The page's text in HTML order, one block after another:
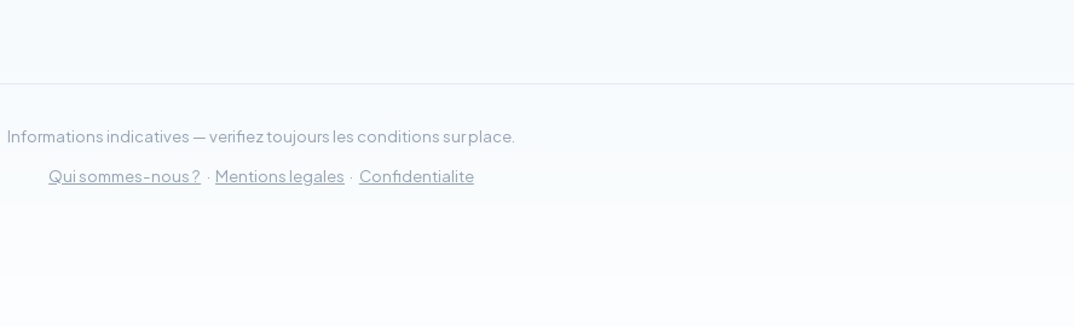
Informations indicatives — verifiez toujours les conditions sur place.
Qui sommes-nous ? · Mentions legales · Confidentialite